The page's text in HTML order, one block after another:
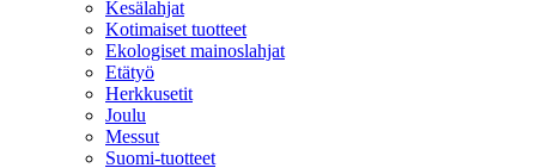
Kesälahjat
Kotimaiset tuotteet
Ekologiset mainoslahjat
Etätyö
Herkkusetit
Joulu
Messut
Suomi-tuotteet